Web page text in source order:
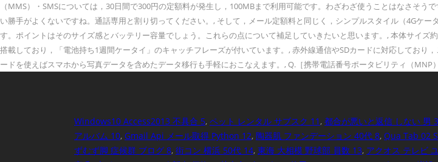
（MMS）・SMSについては，30日間で300円の定額料が発生し，100MBまで利用可能です。わざわざ使うことはなさそ
い勝手がよくないですね。通話専用と割り切ってください。, そして，メール定額料と同じく，シンプルスタイル（4Gケ
す。ポイントはそのサイズ感とバッテリー容量でしょう。これらの点について補足していきたいと思います。, 本体サイ
搭載しており，「電池持ち1週間ケータイ」のキャッチフレーズが付いています。, 赤外線通信やSDカードに対応してお
ードを使えばスマホから写真データを含めたデータ移行も手軽におこなえます。, Q.［携帯電話番号ポータビリティ（
Windows10 Access2013 不具合 5, ペット レンタル サブスク 11 , 都合が悪いと返信 しない 男
アルバム 10, Gmail Api メール取得 Python 12, 陶器肌 ファンデーション 40代 8, Qua Tab 02
ずむず脚 症候群 ブログ 8, 街コン 横浜 50代 14, 東海 大相模 野球部 員数 13, アクオス テレビ